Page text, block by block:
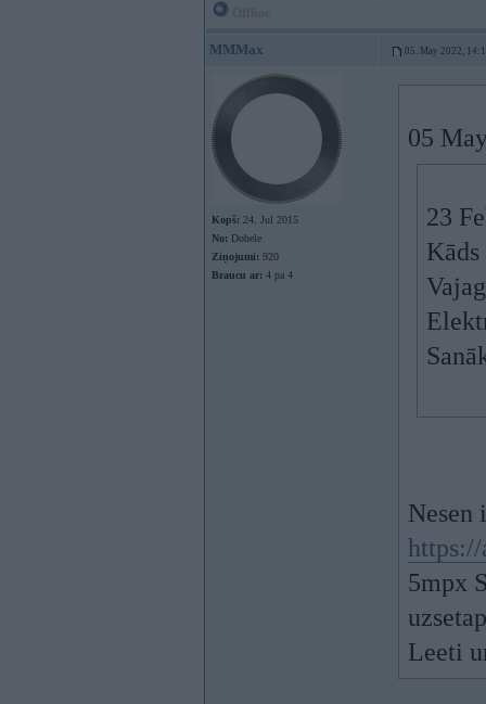
MMMax 05. May 2022,
Kopš: 24. Jul 2015
No: Dobele
Ziņojumi: 920
Braucu ar: 4 pa 4
05
23
Nesen
5mpx
Leeti